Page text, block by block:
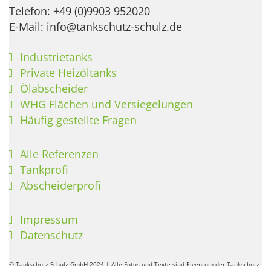
Telefon: +49 (0)9903 952020
E-Mail: info@tankschutz-schulz.de
Industrietanks
Private Heizöltanks
Ölabscheider
WHG Flächen und Versiegelungen
Häufig gestellte Fragen
Alle Referenzen
Tankprofi
Abscheiderprofi
Impressum
Datenschutz
© Tankschutz Schulz GmbH 2024 | Alle Fotos und Texte sind Eigentum der Tankschutz